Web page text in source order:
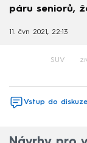
páru seniorů,
11. čvn 2021, 22:13
SUV
Vstup do diskuze